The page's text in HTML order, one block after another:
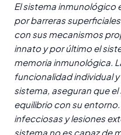
El sistema
por barreras
con sus mecanismos
innato y por último el
memoria inmunológica.
funcionalidad individual
sistema, aseguran que
equilibrio con su
infecciosas y lesiones
sistema no es capaz de